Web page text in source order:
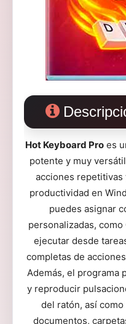
Hot Keyboard Proes
potente y muy
acciones
productividad en
puedes asignar
personalizadas,
ejecutar desde
completas de
Además, el programa
y reproducir
del ratón, así
documentos,